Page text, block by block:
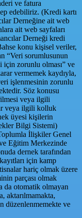
ve fatura
edebiliriz. (Kredi kartı
Derneğine ait web
ait web sayfaları
Derneği kredi
konu kişisel veriler,
“Veri sorumlusunun
zorunlu olması” ve
vermemek kaydıyla,
işlenmesinin zorunlu
Söz konusu
veya ilgili
veya ilgili kolluk
üyesi kişilerin
Bilgi Sistemi)
İlişkiler Genel
Eğitim Merkezinde
dernek tarafından
için kamp
hariç olmak üzere
parçası olmak
da otomatik olmayan
aktarılmamakta,
düzenlenmemekte ve